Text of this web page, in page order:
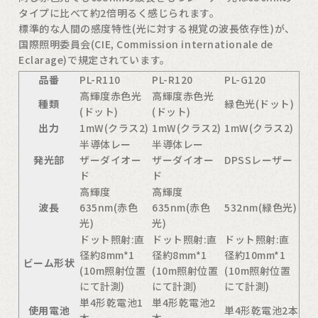
タイプに比べて約2倍明るく感じられます。
標準的な人間の感度特性(光に対する視覚の波長依存性)が、
国際照明委員会(CIE, Commission internationale de
Eclarage)で規定されています。
品番
PL-R110 PL-R120
PL-G120
種類
高輝度赤色光
(ドット)
高輝度赤色光
(ドット)
緑色光(ドット)
出力
1mW(クラス2) 1mW(クラス2) 1mW(クラス2)
発光部
半導体レー
ザーダイオー
ド
半導体レー
ザーダイオー
ド
DPSSレーザー
波長
高輝度
635nm(赤色
光)
高輝度
635nm(赤色
光)
532nm(緑色光)
ビーム形状
ドット照射:直
径約8mm*1
(10m照射位置
にて計測)
ドット照射:直
径約8mm*1
(10m照射位置
にて計測)
ドット照射:直
径約10mm*1
(10m照射位置
にて計測)
使用電池
単4形乾電池1
単4形乾電池2
単4形乾電池2本